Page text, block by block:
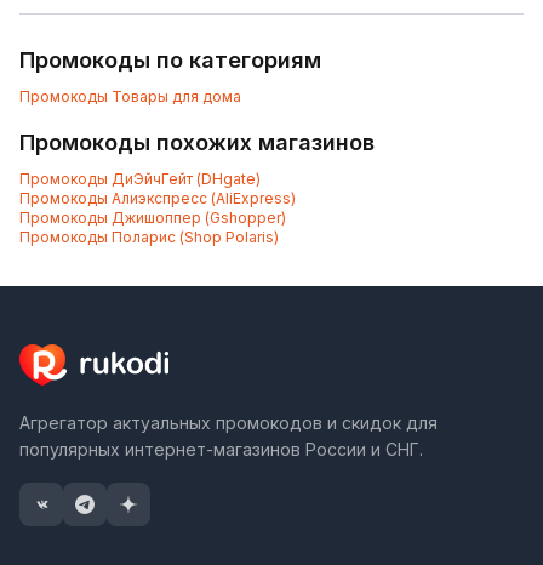
Промокоды по категориям
Промокоды Товары для дома
Промокоды похожих магазинов
Промокоды ДиЭйчГейт (DHgate)
Промокоды Алиэкспресс (AliExpress)
Промокоды Джишоппер (Gshopper)
Промокоды Поларис (Shop Polaris)
Агрегатор актуальных промокодов и скидок для
популярных интернет-магазинов России и СНГ.